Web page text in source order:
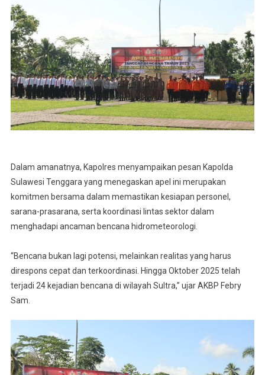
Dalam amanatnya, Kapolres menyampaikan pesan Kapolda
Sulawesi Tenggara yang menegaskan apel ini merupakan
komitmen bersama dalam memastikan kesiapan personel,
sarana-prasarana, serta koordinasi lintas sektor dalam
menghadapi ancaman bencana hidrometeorologi.
“Bencana bukan lagi potensi, melainkan realitas yang harus
direspons cepat dan terkoordinasi. Hingga Oktober 2025 telah
terjadi 24 kejadian bencana di wilayah Sultra,” ujar AKBP Febry
Sam.